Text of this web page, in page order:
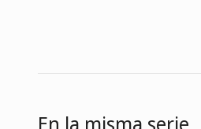
En la misma serie